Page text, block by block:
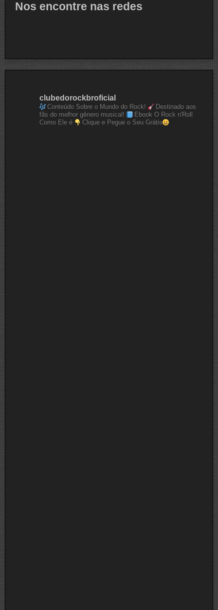
Nos encontre nas redes
clubedorockbroficial
Conteúdo Sobre o Mundo do Rock!
Destinado aos
fãs do melhor gênero musical!
Ebook O Rock n'Roll
Como Ele é
Clique e Pegue o Seu Grátis